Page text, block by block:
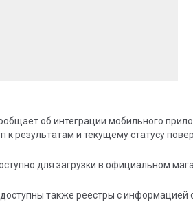
об интеграции мобильного
к результатам и текущему статусу
для загрузки в официальном
также реестры с информацией